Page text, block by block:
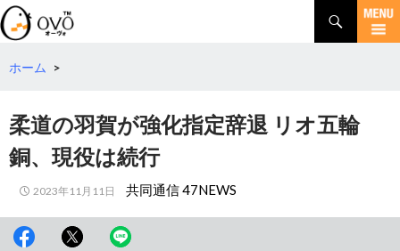
検
索
コ
テ
へ
動
ホーム >
柔道の羽賀が強化指定辞退 リオ五輪
銅、現役は続行
2023年11月11日 共同通信 47NEWS